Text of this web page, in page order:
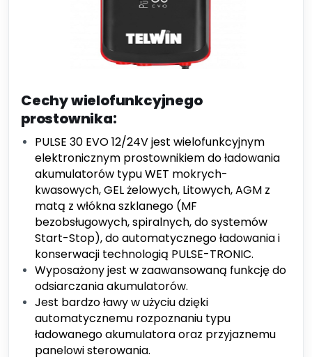
Cechy wielofunkcyjnego
prostownika:
PULSE 30 EVO 12/24V jest wielofunkcyjnym
elektronicznym prostownikiem do ładowania
akumulatorów typu WET mokrych-
kwasowych, GEL żelowych, Litowych, AGM z
matą z włókna szklanego (MF
bezobsługowych, spiralnych, do systemów
Start-Stop), do automatycznego ładowania i
konserwacji technologią PULSE-TRONIC.
Wyposażony jest w zaawansowaną funkcję do
odsiarczania akumulatorów.
Jest bardzo ławy w użyciu dzięki
automatycznemu rozpoznaniu typu
ładowanego akumulatora oraz przyjaznemu
panelowi sterowania.